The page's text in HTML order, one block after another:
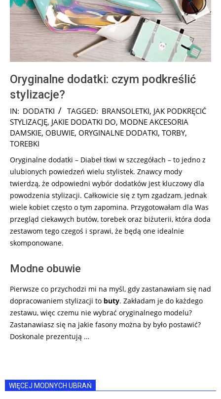
Oryginalne dodatki: czym podkreślić
stylizacje?
2024-
10-
14
IN: DODATKI TAGGED: BRANSOLETKI, JAK PODKRĘCIĆ
STYLIZACJĘ, JAKIE DODATKI DO, MODNE AKCESORIA
DAMSKIE, OBUWIE, ORYGINALNE DODATKI, TORBY,
TOREBKI
Oryginalne dodatki – Diabeł tkwi w szczegółach – to jedno z
ulubionych powiedzeń wielu stylistek. Znawcy mody
twierdzą, że odpowiedni wybór dodatków jest kluczowy dla
powodzenia stylizacji. Całkowicie się z tym zgadzam, jednak
wiele kobiet często o tym zapomina. Przygotowałam dla Was
przegląd ciekawych butów, torebek oraz biżuterii, która doda
zestawom tego czegoś i sprawi, że będą one idealnie
skomponowane.
Modne obuwie
Pierwsze co przychodzi mi na myśl, gdy zastanawiam się nad
dopracowaniem stylizacji to buty. Zakładam je do każdego
zestawu, więc czemu nie wybrać oryginalnego modelu?
Zastanawiasz się na jakie fasony można by było postawić?
Doskonale prezentują …
WIĘCEJ MODNYCH UBRAŃ